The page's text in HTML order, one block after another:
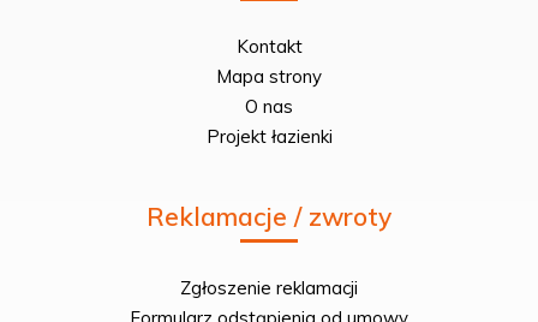
Kontakt
Mapa strony
O nas
Projekt łazienki
Reklamacje / zwroty
Zgłoszenie reklamacji